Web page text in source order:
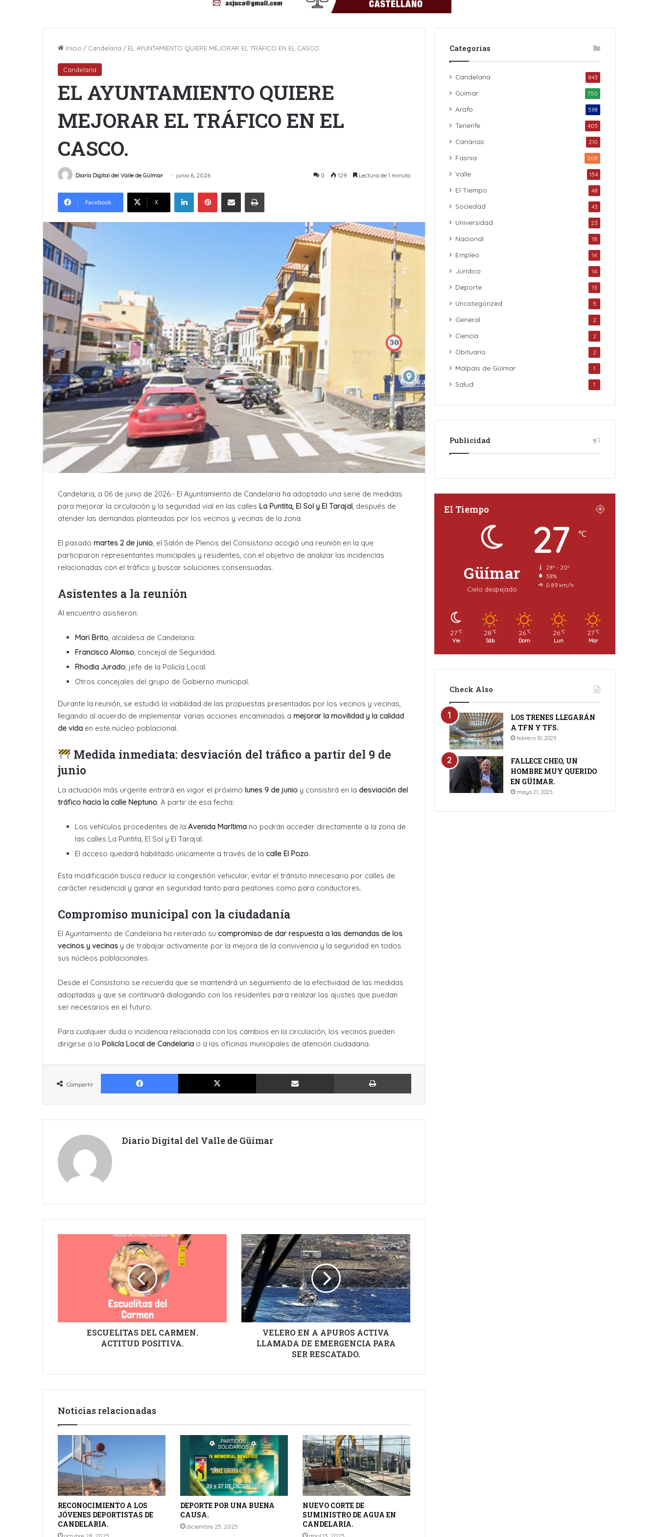
Inicio / Candelaria / EL AYUNTAMIENTO QUIERE MEJORAR EL TRÁFICO EN EL CASCO.
Candelaria
EL AYUNTAMIENTO QUIERE
MEJORAR EL TRÁFICO EN EL
CASCO.
Diario Digital del Valle de Güímar junio 6, 2026 0 129 Lectura de 1 minuto
Facebook X
LinkedInPinterestCompartir por Email Imprimir
Candelaria, a 06 de junio de 2026.- El Ayuntamiento de Candelaria ha adoptado una serie de medidas
para mejorar la circulación y la seguridad vial en las calles La Puntita, El Sol y El Tarajal , después de
atender las demandas planteadas por los vecinos y vecinas de la zona.
El pasado martes 2 de junio , el Salón de Plenos del Consistorio acogió una reunión en la que
participaron representantes municipales y residentes, con el objetivo de analizar las incidencias
relacionadas con el tráfico y buscar soluciones consensuadas.
Asistentes a la reunión
Al encuentro asistieron:
Mari Brito, alcaldesa de Candelaria.
Francisco Alonso, concejal de Seguridad.
Rhodia Jurado, jefe de la Policía Local.
Otros concejales del grupo de Gobierno municipal.
Durante la reunión, se estudió la viabilidad de las propuestas presentadas por los vecinos y vecinas,
llegando al acuerdo de implementar varias acciones encaminadas a mejorar la movilidad y la calidad
de vida en este núcleo poblacional.
Medida inmediata: desviación del tráfico a partir del 9 de
junio
La actuación más urgente entrará en vigor el próximo lunes 9 de junio y consistirá en la desviación del
tráfico hacia la calle Neptuno. A partir de esa fecha:
Los vehículos procedentes de la Avenida Marítima no podrán acceder directamente a la zona de
las calles La Puntita, El Sol y El Tarajal.
El acceso quedará habilitado únicamente a través de la calle El Pozo.
Esta modificación busca reducir la congestión vehicular, evitar el tránsito innecesario por calles de
carácter residencial y ganar en seguridad tanto para peatones como para conductores.
Compromiso municipal con la ciudadanía
El Ayuntamiento de Candelaria ha reiterado su compromiso de dar respuesta a las demandas de los
vecinos y vecinas y de trabajar activamente por la mejora de la convivencia y la seguridad en todos
sus núcleos poblacionales.
Desde el Consistorio se recuerda que se mantendrá un seguimiento de la efectividad de las medidas
adoptadas y que se continuará dialogando con los residentes para realizar los ajustes que puedan
ser necesarios en el futuro.
Para cualquier duda o incidencia relacionada con los cambios en la circulación, los vecinos pueden
dirigirse a la Policía Local de Candelaria o a las oficinas municipales de atención ciudadana.
Compartir
Facebook X Compartir por Email Imprimir
Diario Digital del Valle de Güímar
ESCUELITAS DEL CARMEN.
ACTITUD POSITIVA.
VELERO
EN
A
APUROS
ACTIVA
LLAMADA
DE
EMERGENCIA
PARA
RESCATADO.
VELERO EN A APUROS ACTIVA
LLAMADA DE EMERGENCIA PARA
SER RESCATADO.
Noticias relacionadas
RECONOCIMIENTO A LOS
JÓVENES DEPORTISTAS DE
CANDELARIA.
DEPORTE POR UNA BUENA
CAUSA.
diciembre 25, 2025
NUEVO CORTE DE
SUMINISTRO DE AGUA EN
CANDELARIA.
Categorías
Candelaria 843
Güímar 750
Arafo 598
Tenerife 405
Canarias 210
Fasnia 208
Valle 154
El Tiempo 48
Sociedad 43
Universidad 23
Nacional 18
Empleo 14
Jurídico 14
Deporte 13
Uncategorized 5
General 2
Ciencia 2
Obituario 2
Malpaís de Güímar 1
Salud 1
Publicidad
El Tiempo
Güímar
Cielo despejado
27 ℃
28º - 20º
38%
0.89 km/h
27 ℃
Vie
28 ℃
Sáb
26 ℃
Dom
26 ℃
Lun
27 ℃
Mar
Check Also
LOS TRENES LLEGARÁN
A TFN Y TFS.
febrero 10, 2025
FALLECE CHEO, UN
HOMBRE MUY QUERIDO
EN GÜÍMAR.
mayo 21, 2025